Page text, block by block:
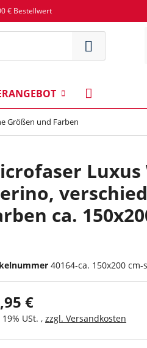
€ Bestellwert
Größen und Farben
ca.
40164-ca. 150x200
€
USt. , zzgl. Versandkosten